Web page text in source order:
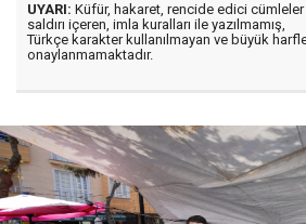
UYARI: Küfür, hakaret, rencide edici
saldırı içeren, imla kuralları ile yazılmamış,
Türkçe karakter kullanılmayan ve büyük
onaylanmamaktadır.